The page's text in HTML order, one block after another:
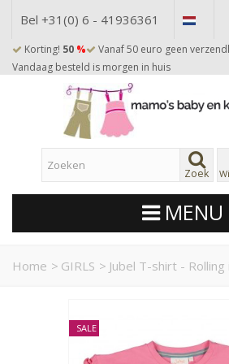
Bel +31(0) 6 - 41936361
Korting! 50 %
Vanaf 50 euro geen
Vandaag besteld is morgen in huis
Zoek
MENU
Home > GIRLS > Jubel T-shirt -
SALE